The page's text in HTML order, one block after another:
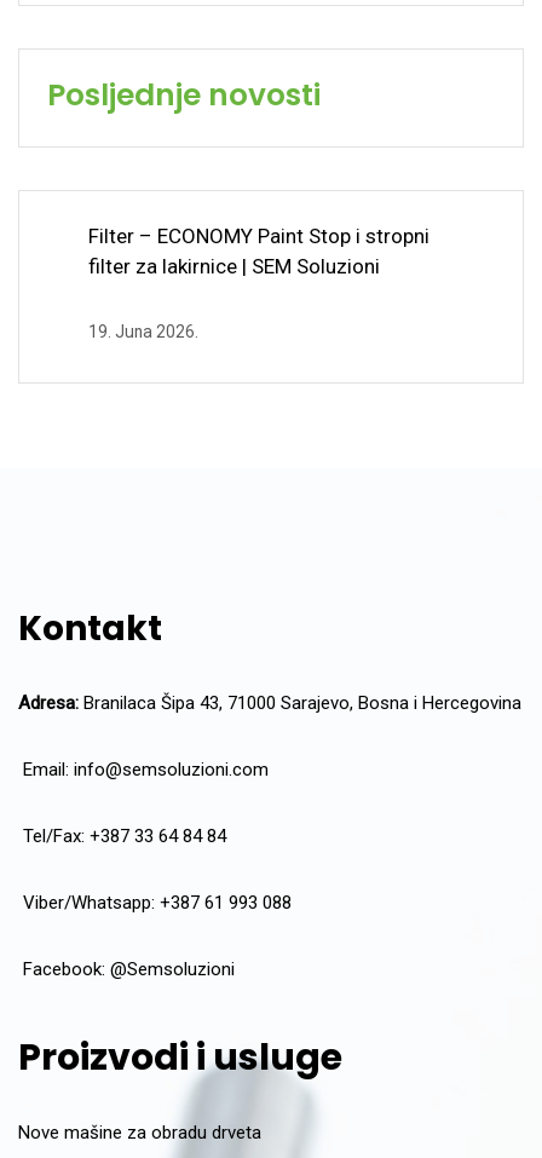
Posljednje novosti
Filter – ECONOMY Paint Stop i stropni
filter za lakirnice | SEM Soluzioni
19. Juna 2026.
Kontakt
Adresa: Branilaca Šipa 43, 71000 Sarajevo, Bosna i Hercegovina
Email: info@semsoluzioni.com
Tel/Fax: +387 33 64 84 84
Viber/Whatsapp: +387 61 993 088
Facebook: @Semsoluzioni
Proizvodi i usluge
Nove mašine za obradu drveta